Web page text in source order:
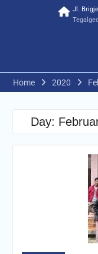
2026Jl.
Home 2020
Day: